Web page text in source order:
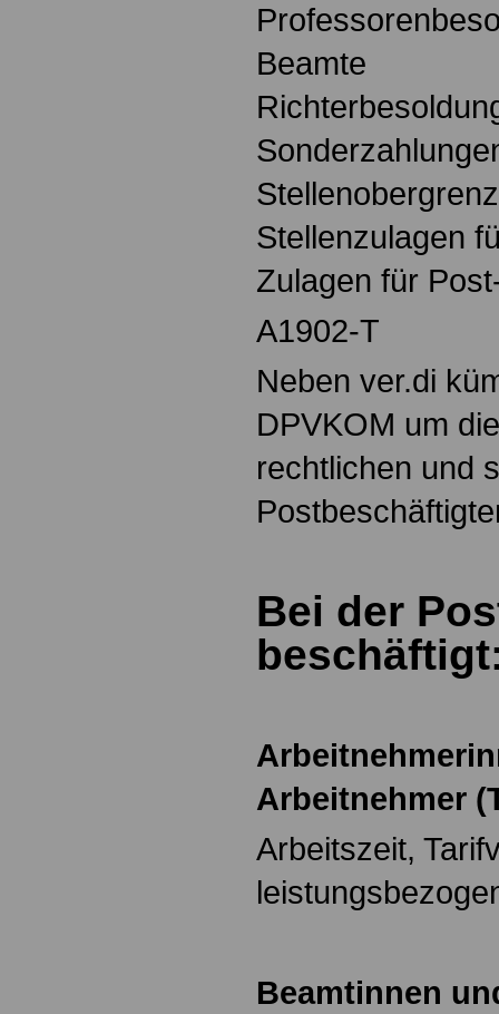
Beamte
Stellenzulagen
Zulagen für
A1902-T
Neben ver.di
DPVKOM um
rechtlichen und
Bei der
Arbeitnehmer
Arbeitszeit,
Beamtinnen